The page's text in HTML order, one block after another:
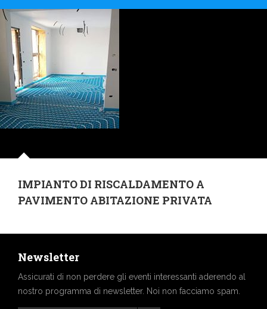
IMPIANTO DI RISCALDAMENTO A
PAVIMENTO ABITAZIONE PRIVATA
Newsletter
Assicurati di non perdere gli eventi interessanti aderendo al
nostro programma di newsletter. Noi non facciamo spam.